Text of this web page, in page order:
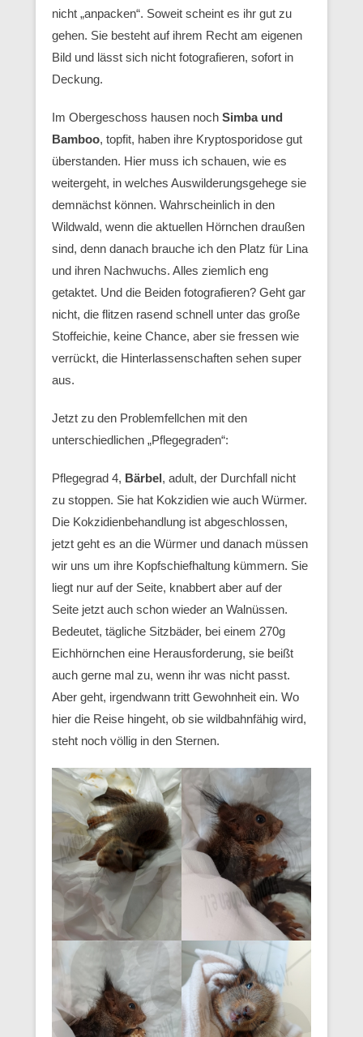
nicht „anpacken“. Soweit scheint es ihr gut zu
gehen. Sie besteht auf ihrem Recht am eigenen
Bild und lässt sich nicht fotografieren, sofort in
Deckung.
Im Obergeschoss hausen noch Simba und
Bamboo, topfit, haben ihre Kryptosporidose gut
überstanden. Hier muss ich schauen, wie es
weitergeht, in welches Auswilderungsgehege sie
demnächst können. Wahrscheinlich in den
Wildwald, wenn die aktuellen Hörnchen draußen
sind, denn danach brauche ich den Platz für Lina
und ihren Nachwuchs. Alles ziemlich eng
getaktet. Und die Beiden fotografieren? Geht gar
nicht, die flitzen rasend schnell unter das große
Stoffeichie, keine Chance, aber sie fressen wie
verrückt, die Hinterlassenschaften sehen super
aus.
Jetzt zu den Problemfellchen mit den
unterschiedlichen „Pflegegraden“:
Pflegegrad 4, Bärbel, adult, der Durchfall nicht
zu stoppen. Sie hat Kokzidien wie auch Würmer.
Die Kokzidienbehandlung ist abgeschlossen,
jetzt geht es an die Würmer und danach müssen
wir uns um ihre Kopfschiefhaltung kümmern. Sie
liegt nur auf der Seite, knabbert aber auf der
Seite jetzt auch schon wieder an Walnüssen.
Bedeutet, tägliche Sitzbäder, bei einem 270g
Eichhörnchen eine Herausforderung, sie beißt
auch gerne mal zu, wenn ihr was nicht passt.
Aber geht, irgendwann tritt Gewohnheit ein. Wo
hier die Reise hingeht, ob sie wildbahnfähig wird,
steht noch völlig in den Sternen.